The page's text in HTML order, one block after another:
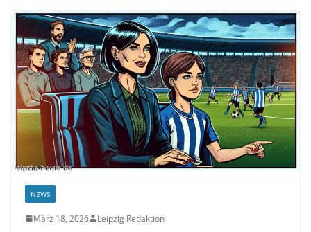
NEWS
März 18, 2026 Leipzig Redaktion